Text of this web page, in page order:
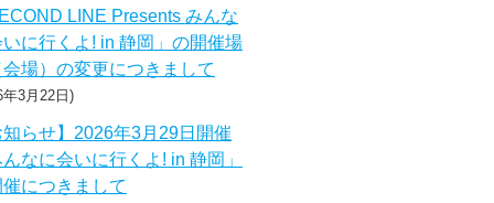
LINE Presents みんな
に行くよ! in 静岡」の開催場
場）の変更につきまして
3月22日
らせ】2026年3月29日開催
なに会いに行くよ! in 静岡」
につきまして